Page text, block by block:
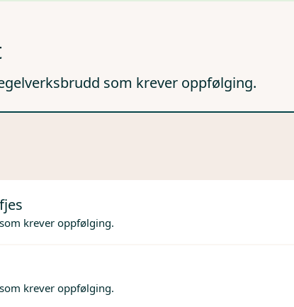
som krever oppfølging.
krever oppfølging.
krever oppfølging.